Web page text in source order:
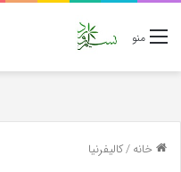
منو
خانه/کالیفرنیا